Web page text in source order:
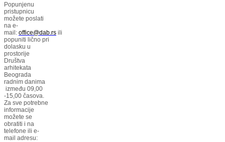
Popunjenu
pristupnicu
možete poslati
na e-
mail: office@dab.rs ili
popuniti lično pri
dolasku u
prostorije
Društva
arhitekata
Beograda
radnim danima
između 09,00
-15,00 časova.
Za sve potrebne
informacije
možete se
obratiti i na
telefone ili e-
mail adresu: